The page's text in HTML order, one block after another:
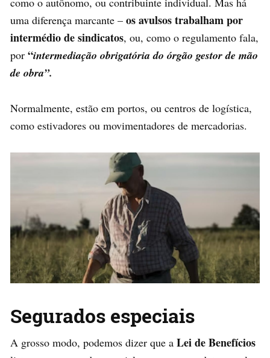
uma diferença marcante – os avulsos trabalham por
intermédio de sindicatos, ou, como o regulamento fala,
por “intermediação obrigatória do órgão gestor de mão
de obra”.
Normalmente, estão em portos, ou centros de logística,
como estivadores ou movimentadores de mercadorias.
Segurados especiais
A grosso modo, podemos dizer que a Lei de Benefícios